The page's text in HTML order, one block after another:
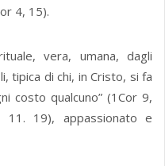
4, 15).
vera, umana, dagli
tipica di chi, in Cristo, si fa
costo qualcuno” (1Cor 9,
11. 19), appassionato e